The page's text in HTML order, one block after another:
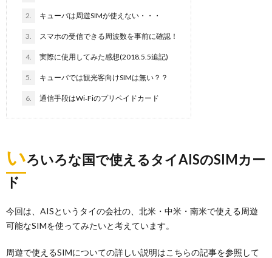
2. キューバは周遊SIMが使えない・・・
3. スマホの受信できる周波数を事前に確認！
4. 実際に使用してみた感想(2018.5.5追記)
5. キューバでは観光客向けSIMは無い？？
6. 通信手段はWi‐Fiのプリペイドカード
いろいろな国で使えるタイAISのSIMカー
ド
今回は、AISというタイの会社の、北米・中米・南米で使える周遊
可能なSIMを使ってみたいと考えています。
周遊で使えるSIMについての詳しい説明はこちらの記事を参照して